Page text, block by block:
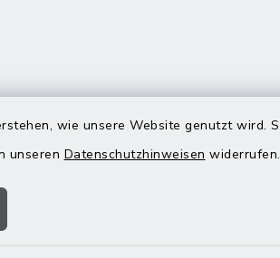
wie unsere Website genutzt wird.
unseren Datenschutzhinweisen widerrufen.
Quicklinks
Landratsamt